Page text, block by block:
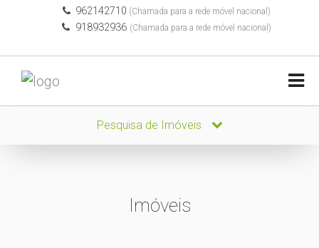
962142710 (Chamada para a rede móvel nacional)
918932936 (Chamada para a rede móvel nacional)
Pesquisa de Imóveis
Imóveis